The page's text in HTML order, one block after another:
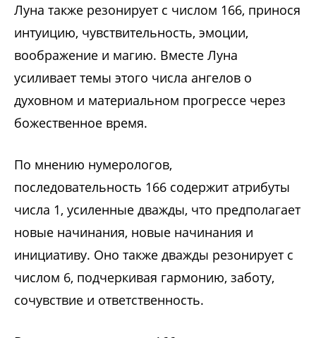
Луна также резонирует с числом 166, принося
интуицию, чувствительность, эмоции,
воображение и магию. Вместе Луна
усиливает темы этого числа ангелов о
духовном и материальном прогрессе через
божественное время.
По мнению нумерологов,
последовательность 166 содержит атрибуты
числа 1, усиленные дважды, что предполагает
новые начинания, новые начинания и
инициативу. Оно также дважды резонирует с
числом 6, подчеркивая гармонию, заботу,
сочувствие и ответственность.